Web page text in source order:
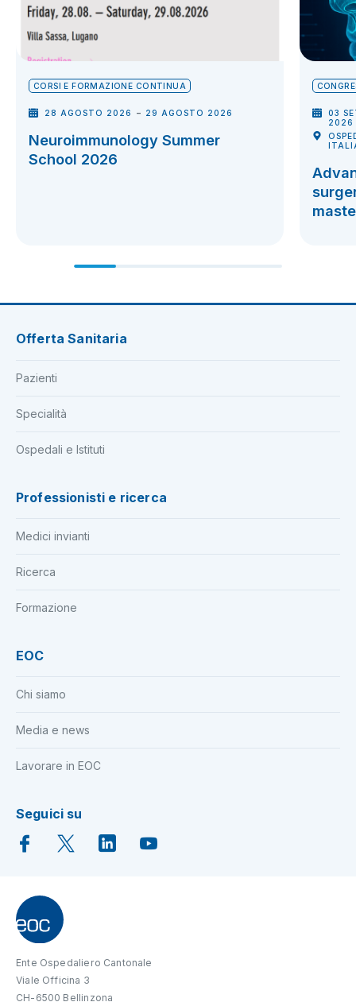
CORSI E FORMAZIONE CONTINUA
28 AGOSTO 2026 - 29 AGOSTO 2026
Neuroimmunology Summer
School 2026
03
2026
Offerta Sanitaria
Pazienti
Specialità
Ospedali e Istituti
Professionisti e ricerca
Medici invianti
Ricerca
Formazione
EOC
Chi siamo
Media e news
Lavorare in EOC
Seguici su
Ente Ospedaliero Cantonale
Viale Officina 3
CH-6500 Bellinzona